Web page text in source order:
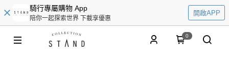
騎行專屬購物 App
陪你一起探索世界 下載享優惠
開啟APP
0